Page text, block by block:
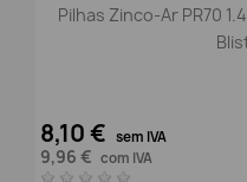
Pilhas Zinco-Ar PR70
8,10 € sem IVA
9,96 € com IVA